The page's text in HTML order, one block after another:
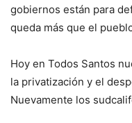
gobiernos están para
queda más que el
Hoy en Todos Santos
la privatización y el
Nuevamente los